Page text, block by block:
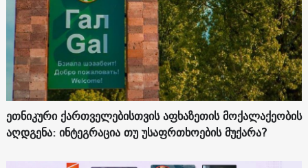
ეთნიკური ქართველებისთვის აფხაზეთის მოქალაქეობის
აღდგენა: ინტეგრაცია თუ უსაფრთხოების მუქარა?